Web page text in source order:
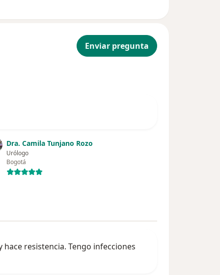
Enviar pregunta
Dra. Camila Tunjano Rozo
Urólogo
Bogotá
resistencia. Tengo infecciones